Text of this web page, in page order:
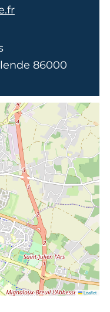
86000
Leaflet